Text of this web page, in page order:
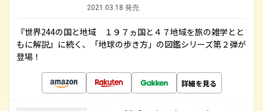
2021.03.18 発売
『世界244の国と地域 １９７ヵ国と４７地域を旅の雑学とと
もに解説』に続く、「地球の歩き方」の図鑑シリーズ第２弾が
登場！
詳細を見る